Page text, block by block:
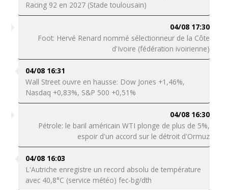
Racing 92 en 2027 (Stade toulousain)
04/08 17:30
Foot: Hervé Renard nommé sélectionneur de la Côte
d'Ivoire (fédération ivoirienne)
04/08 16:31
Wall Street ouvre en hausse: Dow Jones +1,46%,
Nasdaq +0,83%, S&P 500 +0,51%
04/08 16:30
Pétrole: le baril américain WTI plonge de plus de 5%,
espoir d'un accord sur le détroit d'Ormuz
04/08 16:03
L'Autriche enregistre un record absolu de température
avec 40,8°C (service météo) fec-bg/dth